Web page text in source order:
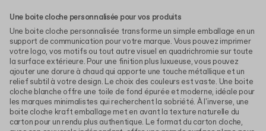
Une boite cloche personnalisée pour vos produits
Une boite cloche personnalisée transforme un simple emballage en un
support de communication pour votre marque. Vous pouvez imprimer
votre logo, vos motifs ou tout autre visuel en quadrichromie sur toute
la surface extérieure. Pour une finition plus luxueuse, vous pouvez
ajouter une dorure à chaud qui apporte une touche métallique et un
relief subtil à votre design. Le choix des couleurs est vaste. Une boite
cloche blanche offre une toile de fond épurée et moderne, idéale pour
les marques minimalistes qui recherchent la sobriété. À l'inverse, une
boite cloche kraft emballage met en avant la texture naturelle du
carton pour un rendu plus authentique. Le format du carton cloche,